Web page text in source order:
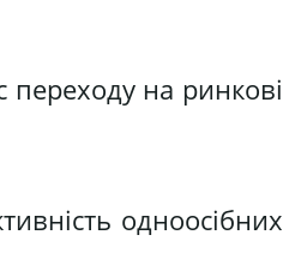
переходу на ринкові
одноосібних